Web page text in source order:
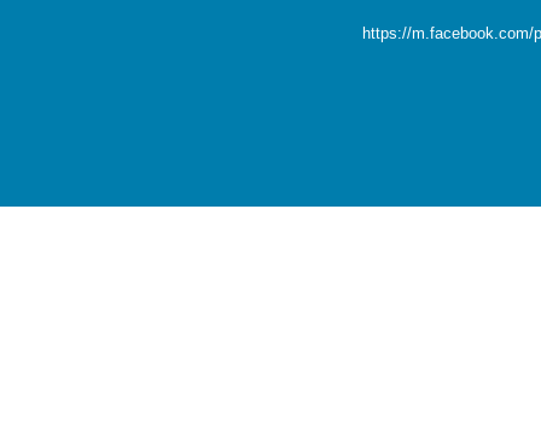
https://m.facebook.com/